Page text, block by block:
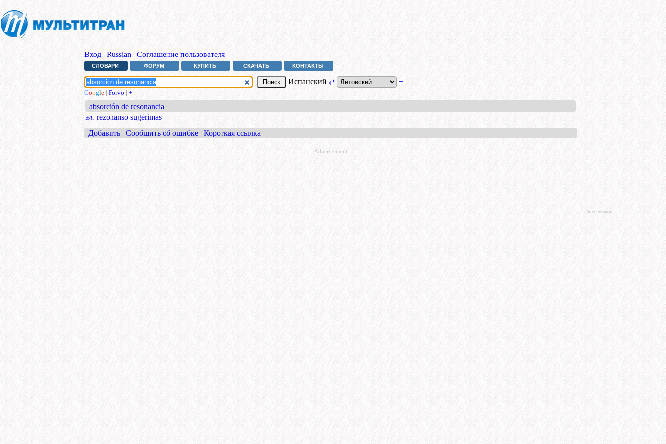
Вход | Russian | Соглашение пользователя
СЛОВАРИ ФОРУМ КУПИТЬ СКАЧАТЬ КОНТАКТЫ
Испанский ⇄ +
Google | Forvo | +
absorción de resonancia
эл. rezonanso sugėrimas
Добавить | Сообщить об ошибке | Короткая ссылка
Advertisement
Advertisement